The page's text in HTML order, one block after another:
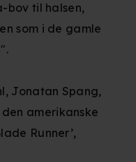
bov til halsen,
som i de gamle
Jonatan Spang,
amerikanske
Runner’,